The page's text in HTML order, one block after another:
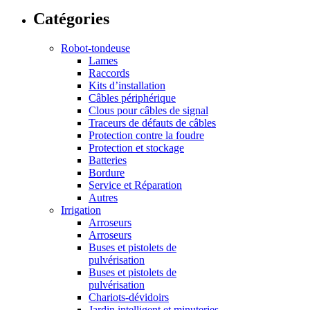
Catégories
Robot-tondeuse
Lames
Raccords
Kits d’installation
Câbles périphérique
Clous pour câbles de signal
Traceurs de défauts de câbles
Protection contre la foudre
Protection et stockage
Batteries
Bordure
Service et Réparation
Autres
Irrigation
Arroseurs
Arroseurs
Buses et pistolets de
pulvérisation
Buses et pistolets de
pulvérisation
Chariots-dévidoirs